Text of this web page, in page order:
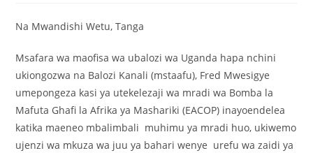
Na Mwandishi Wetu, Tanga
Msafara wa maofisa wa ubalozi wa Uganda hapa nchini
ukiongozwa na Balozi Kanali (mstaafu), Fred Mwesigye
umepongeza kasi ya utekelezaji wa mradi wa Bomba la
Mafuta Ghafi la Afrika ya Mashariki (EACOP) inayoendelea
katika maeneo mbalimbali muhimu ya mradi huo, ukiwemo
ujenzi wa mkuza wa juu ya bahari wenye urefu wa zaidi ya